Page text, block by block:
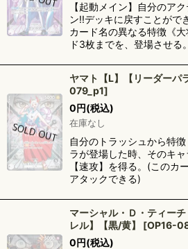
【起動メイン】自分のア
ン!!デッキに戻すことがで
カード名の異なる特徴《
ド3枚までを、登場させる。
ヤマト【L】【リーダーパ
079_p1]
0円(税込)
在庫なし
自分のトラッシュから特
ラが登場した時、そのキャ
【速攻】を得る。(このカ
アタックできる)
マーシャル・Ｄ・ティー
レル】【黒/黄】
[OP16-
0円(税込)